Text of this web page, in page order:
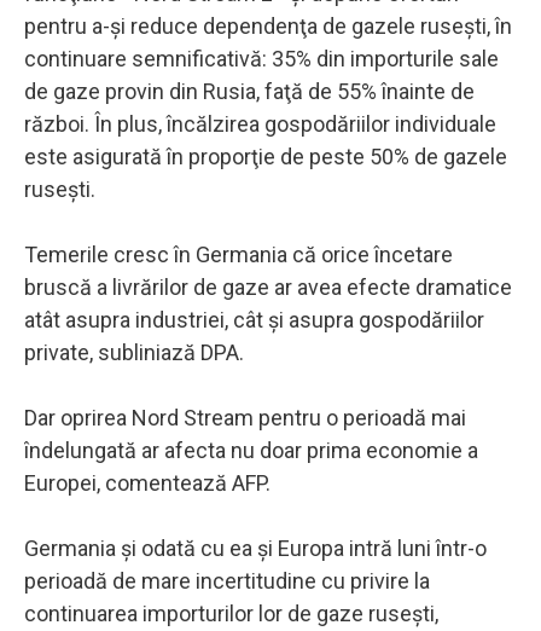
pentru a-şi reduce dependenţa de gazele ruseşti, în
continuare semnificativă: 35% din importurile sale
de gaze provin din Rusia, faţă de 55% înainte de
război. În plus, încălzirea gospodăriilor individuale
este asigurată în proporţie de peste 50% de gazele
ruseşti.
Temerile cresc în Germania că orice încetare
bruscă a livrărilor de gaze ar avea efecte dramatice
atât asupra industriei, cât şi asupra gospodăriilor
private, subliniază DPA.
Dar oprirea Nord Stream pentru o perioadă mai
îndelungată ar afecta nu doar prima economie a
Europei, comentează AFP.
Germania şi odată cu ea şi Europa intră luni într-o
perioadă de mare incertitudine cu privire la
continuarea importurilor lor de gaze ruseşti,